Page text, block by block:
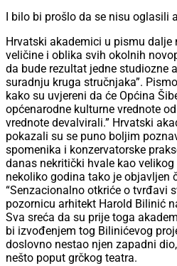
I bilo bi prošlo da se nisu oglasili
Hrvatski akademici u pismu dalje
veličine i oblika svih okolnih
da bude rezultat jedne studiozne
suradnju kruga stručnjaka”.
kako su uvjereni da će Općina
općenarodne kulturne vrednote
vrednote devalvirali.” Hrvatski
pokazali su se puno boljim
spomenika i konzervatorske
danas nekritički hvale kao
nekoliko godina tako je objavljen
“Senzacionalno otkriće o tvrđavi
pozornicu arhitekt Harold Bilinić
Sva sreća da su prije toga
bi izvođenjem tog Bilinićevog
doslovno nestao njen zapadni
nešto poput grčkog teatra.